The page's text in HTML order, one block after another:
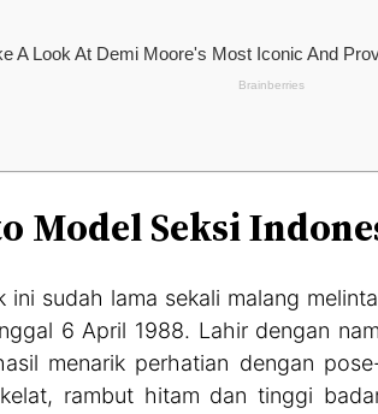
Model Seksi
ini sudah lama sekali malang
6 April 1988. Lahir dengan
menarik perhatian dengan
rambut hitam dan tinggi